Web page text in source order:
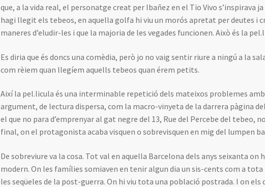
que, a la vida real, el personatge creat per Ibañez en el Tio Vivo s’inspirava
hagi llegit els tebeos, en aquella golfa hi viu un morós apretat per deutes i
maneres d’eludir-les i que la majoria de les vegades funcionen. Això és la
Es diria que és doncs una comèdia, però jo no vaig sentir riure a ningú a la
com rèiem quan llegíem aquells tebeos quan érem petits.
Així la pel.licula és una interminable repetició dels mateixos problemes
argument, de lectura dispersa, com la macro-vinyeta de la darrera pàgina
el que no para d’emprenyar al gat negre del 13, Rue del Percebe del tebeo,
final, on el protagonista acaba visquen o sobrevisquen en mig del lumpen
De sobreviure va la cosa. Tot val en aquella Barcelona dels anys seixanta
modern. On les famílies somiaven en tenir algun dia un sis-cents com a
les seqüeles de la post-guerra. On hi viu tota una població postrada. I on els